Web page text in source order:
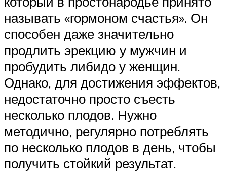
называть «гормоном счастья». Он
способен даже значительно
продлить эрекцию у мужчин и
пробудить либидо у женщин.
Однако, для достижения эффектов,
недостаточно просто съесть
несколько плодов. Нужно
методично, регулярно потреблять
по несколько плодов в день, чтобы
получить стойкий результат.